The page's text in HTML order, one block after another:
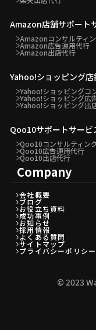
Amazon店舗サポート
Amazonコンサルティ
Amazon広告運用代行
Amazon出店代行
Yahoo!ショッピング
Yahoo!ショッピングコ
Yahoo!ショッピング広
Yahoo!ショッピング出
Qoo10サポートサービ
Qoo10コンサルティン
Qoo10広告運用代行
Qoo10出店代行
Company
会社概要
ブログ
お役立ち資料
成功事例
お知らせ
採用情報
よくある質問
サイトマップ
プライバシーポリシー
©︎ 2023